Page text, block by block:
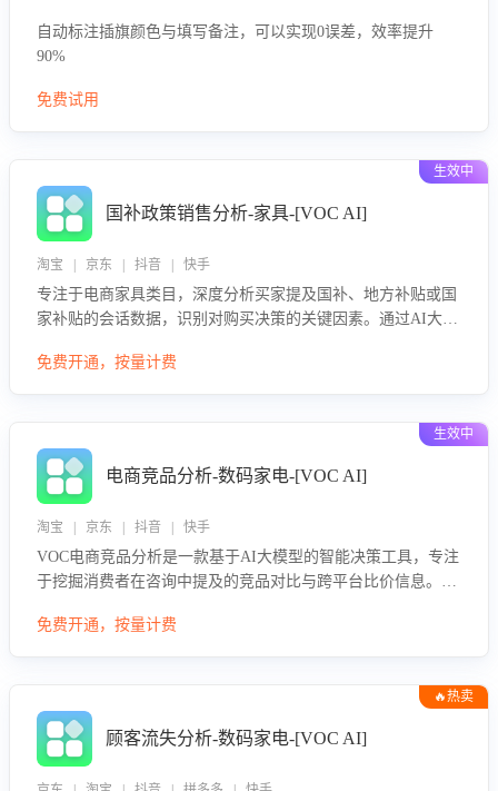
自动标注插旗颜色与填写备注，可以实现0误差，效率提升
90%
免费试用
生效中
国补政策销售分析-家具-[VOC AI]
淘宝 | 京东 | 抖音 | 快手
专注于电商家具类目，深度分析买家提及国补、地方补贴或国
家补贴的会话数据，识别对购买决策的关键因素。通过AI大模
略，助力商家利用国补政策提升GMV。
免费开通，按量计费
生效中
电商竞品分析-数码家电-[VOC AI]
淘宝 | 京东 | 抖音 | 快手
VOC电商竞品分析是一款基于AI大模型的智能决策工具，专注
于挖掘消费者在咨询中提及的竞品对比与跨平台比价信息。该
息，进行多维度交叉对比，并分析消费者的比价行为。通过提
免费开通，按量计费
🔥热卖
顾客流失分析-数码家电-[VOC AI]